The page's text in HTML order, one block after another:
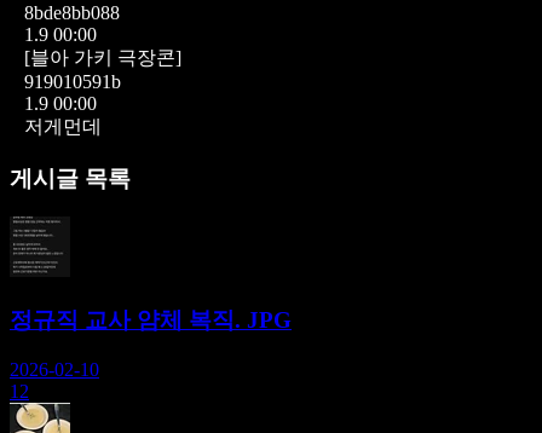
8bde8bb088
1.9 00:00
[블아 가키 극장콘]
919010591b
1.9 00:00
저게먼데
게시글 목록
정규직 교사 얌체 복직. JPG
2026-02-10
12